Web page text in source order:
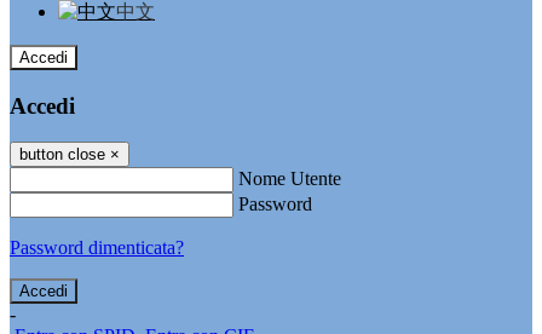
中文
Accedi
Accedi
button close ×
Nome Utente
Password
Password dimenticata?
-